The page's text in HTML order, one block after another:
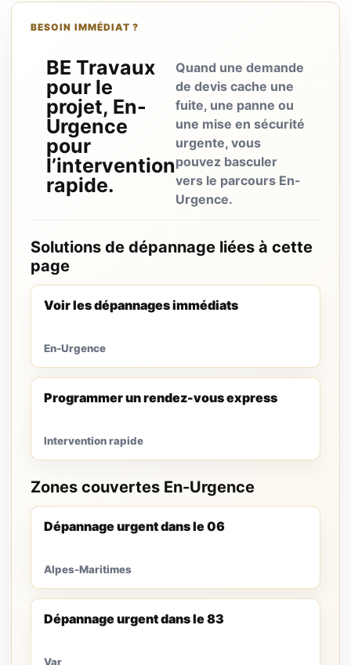
BESOIN IMMÉDIAT ?
BE Travaux
pour le
projet, En-
Urgence
pour
l’intervention
rapide.
Quand une demande
de devis cache une
fuite, une panne ou
une mise en sécurité
urgente, vous
pouvez basculer
vers le parcours En-
Urgence.
Solutions de dépannage liées à cette
page
Voir les dépannages immédiats
En-Urgence
Programmer un rendez-vous express
Intervention rapide
Zones couvertes En-Urgence
Dépannage urgent dans le 06
Alpes-Maritimes
Dépannage urgent dans le 83
Var